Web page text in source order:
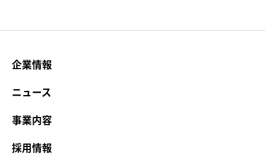
企業情報
ニュース
事業内容
採用情報